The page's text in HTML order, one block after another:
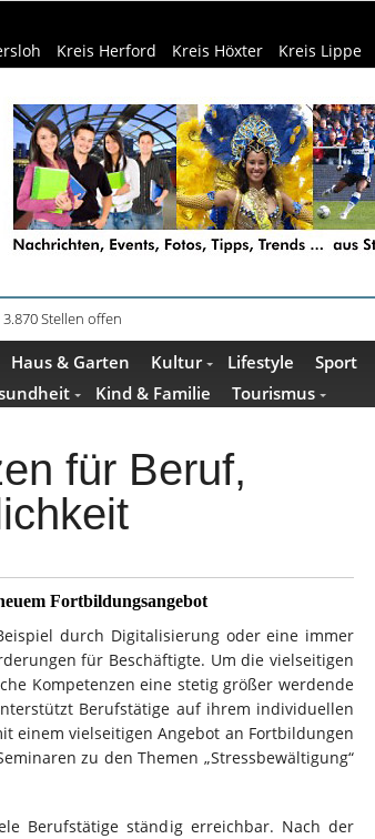
Kreis Herford Kreis Höxter Kreis Lippe
Stellen offen
schont Ressourcen
Haus & Garten Kultur Lifestyle Sport
Kind & Familie Tourismus
für Beruf,
Fortbildungsangebot
durch Digitalisierung oder eine immer
für Beschäftigte. Um die vielseitigen
Kompetenzen eine stetig größer werdende
Berufstätige auf ihrem individuellen
einem vielseitigen Angebot an Fortbildungen
zu den Themen „Stressbewältigung“
Berufstätige ständig erreichbar. Nach der